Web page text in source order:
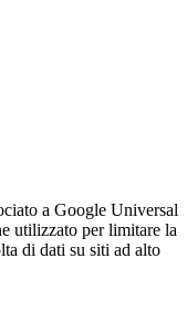
a Google Universal
utilizzato per limitare la
di dati su siti ad alto